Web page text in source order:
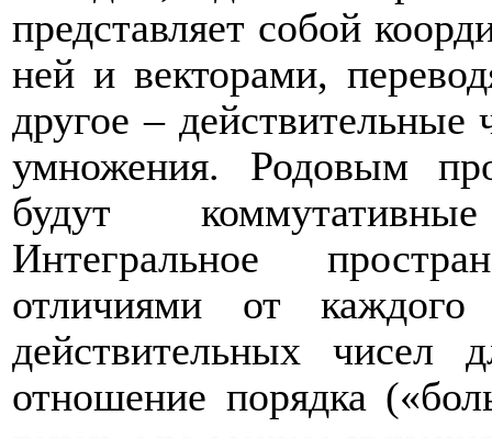
представляет собой
ней и векторами,
другое –
умножения. Родовым
будут
Интегральное
отличиями от
действительных чисел
отношение порядка